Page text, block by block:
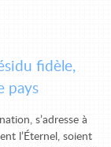
fidèle,
pays
s’adresse à
l’Éternel, soient